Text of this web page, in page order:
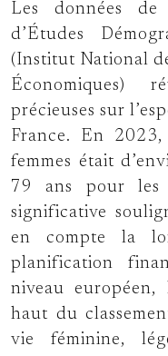
Les données
d’Études
(Institut National
Économiques)
précieuses sur
France. En 2023,
femmes était
79 ans pour les
significative
en compte la
planification
niveau
haut du
vie féminine,